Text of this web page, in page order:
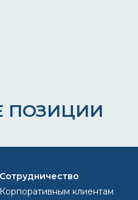
ПОЗИЦИИ
Сотрудничество
Корпоративным клиентам